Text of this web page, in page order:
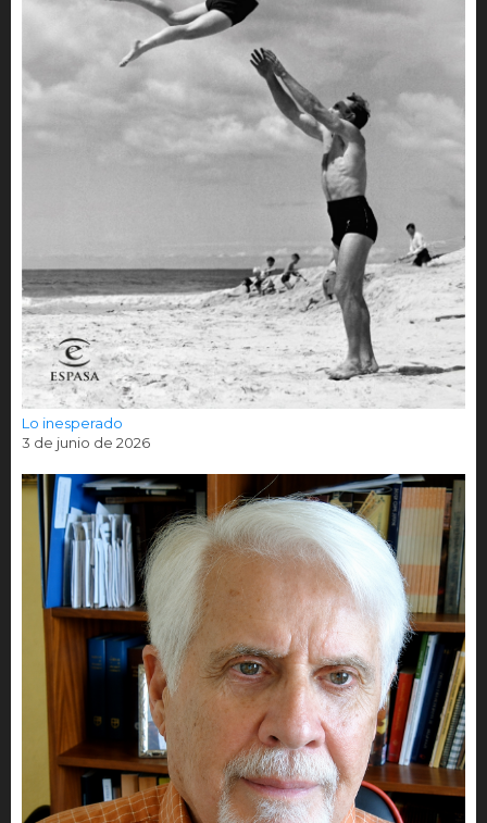
Lo inesperado
3 de junio de 2026